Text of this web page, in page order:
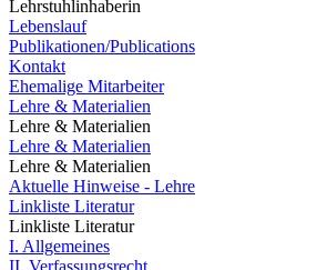
Lehrstuhlinhaberin
Lebenslauf
Publikationen/Publications
Kontakt
Ehemalige Mitarbeiter
Lehre & Materialien
Lehre & Materialien
Lehre & Materialien
Lehre & Materialien
Aktuelle Hinweise - Lehre
Linkliste Literatur
Linkliste Literatur
I. Allgemeines
II. Verfassungsrecht